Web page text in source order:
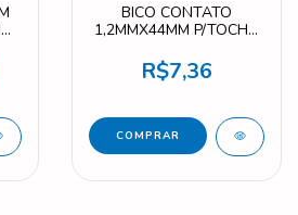
BICO CONTATO
1,2MMX44MM P/TOCHA
R$7,36